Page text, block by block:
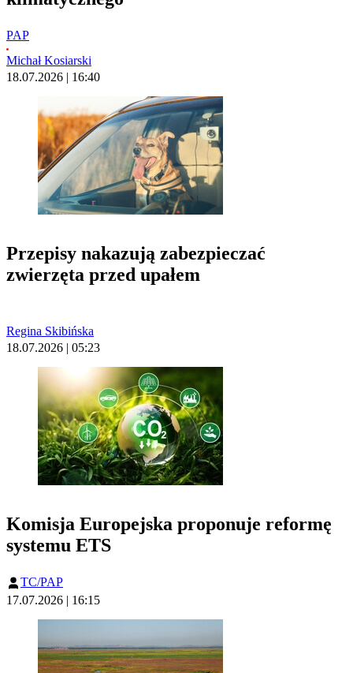
PAP
Michał Kosiarski
18.07.2026 | 16:40
Przepisy nakazują zabezpieczać
zwierzęta przed upałem
Regina Skibińska
18.07.2026 | 05:23
Komisja Europejska proponuje reformę
systemu ETS
TC/PAP
17.07.2026 | 16:15